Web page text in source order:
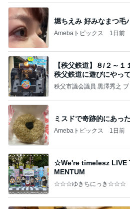
堀ちえみ 好みなまつ毛
Amebaトピックス 1日前
【秩父鉄道】８/２～
秩父鉄道に遊びにやっ
秩父市議会議員 黒澤秀之
ミスドで奇跡的にあっ
Amebaトピックス 1日前
☆We're timelesz LIVE
MENTUM
☆☆☆ゆきちにっき☆☆☆